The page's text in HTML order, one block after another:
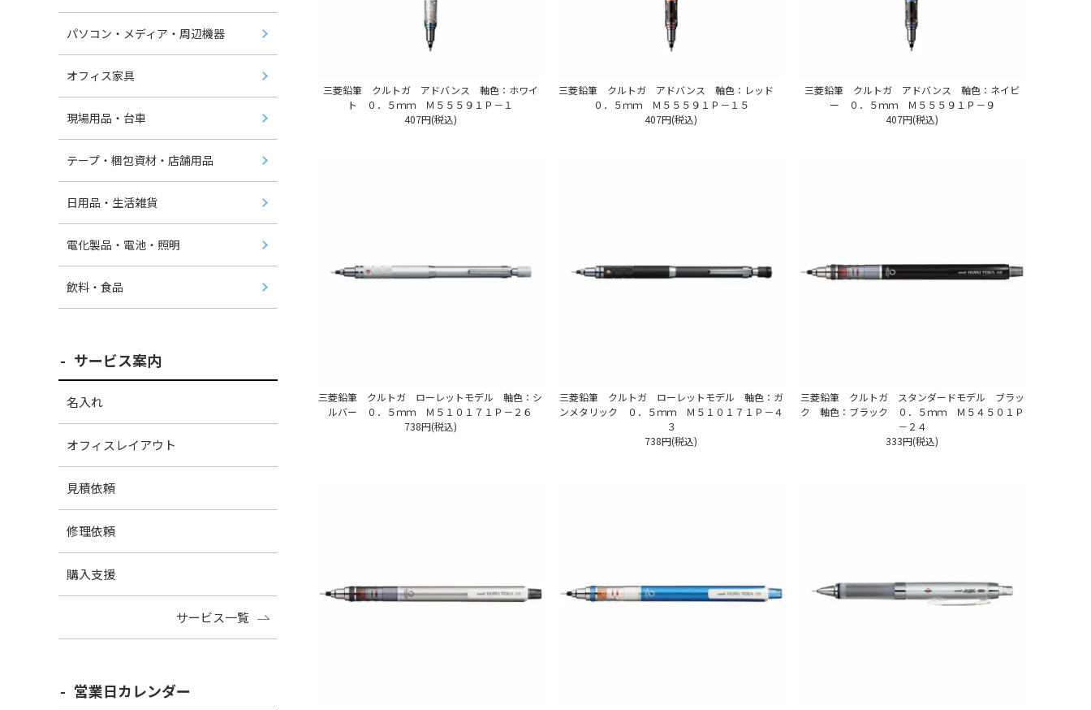
三菱鉛筆 クルトガ アドバンス 軸色：ホワイ
ト ０．５ｍｍ Ｍ５５５９１Ｐ－１
407円(税込)
三菱鉛筆 クルトガ アドバンス 軸色：レッド
０．５ｍｍ Ｍ５５５９１Ｐ－１５
407円(税込)
三菱鉛筆 クルトガ アドバンス 軸色：ネイビ
ー ０．５ｍｍ Ｍ５５５９１Ｐ－９
407円(税込)
三菱鉛筆 クルトガ ローレットモデル 軸色：シ
ルバー ０．５ｍｍ Ｍ５１０１７１Ｐ－２６
738円(税込)
三菱鉛筆 クルトガ ローレットモデル 軸色：ガ
ンメタリック ０．５ｍｍ Ｍ５１０１７１Ｐ－４
３
738円(税込)
三菱鉛筆 クルトガ スタンダードモデル ブラッ
ク 軸色：ブラック ０．５ｍｍ Ｍ５４５０１Ｐ
－２４
333円(税込)
パソコン・メディア・周辺機器
オフィス家具
現場用品・台車
テープ・梱包資材・店舗用品
日用品・生活雑貨
電化製品・電池・照明
飲料・食品
サービス案内
名入れ
オフィスレイアウト
見積依頼
修理依頼
購入支援
サービス一覧
営業日カレンダー